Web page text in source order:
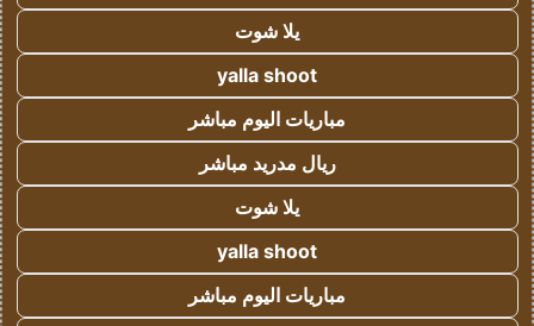
يلا شوت
yalla shoot
مباريات اليوم مباشر
ريال مدريد مباشر
يلا شوت
yalla shoot
مباريات اليوم مباشر